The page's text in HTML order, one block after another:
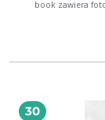
book zawiera
30